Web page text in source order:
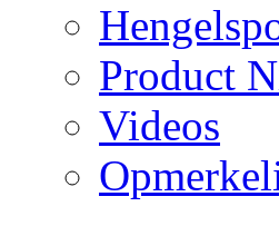
Product
Videos